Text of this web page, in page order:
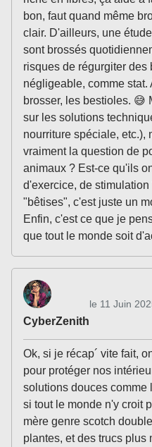
bon, faut quand même
clair. D'ailleurs, une
sont brossés
risques de régurgiter
négligeable, comme stat.
brosser, les bestioles. 😅
sur les solutions
nourriture spéciale, etc.),
vraiment la question de
animaux ? Est-ce qu'ils
d'exercice, de
"bêtises", c'est juste un
Enfin, c'est ce que je
que tout le monde soit
CyberZenith
le 11 Juin
Ok, si je récap´ vite fait,
pour protéger nos
solutions douces comme
si tout le monde n'y croit
mère genre scotch
plantes, et des trucs plus